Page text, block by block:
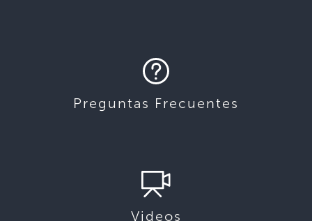
Preguntas Frecuentes
Videos